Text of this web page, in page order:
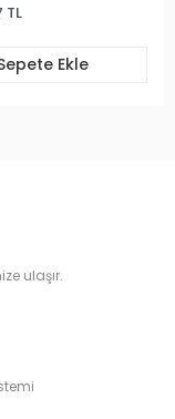
TL
Ekle
ulaşır.